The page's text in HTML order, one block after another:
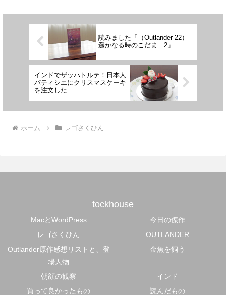
読みました「（Outlander 22）
遥かなる時のこだま 2」
インドでザッハトルテ！日本人
パティシエにクリスマスケーキ
を注文した
ホーム レゴさくひん
tockhouse
MacとWordPress
今日の傑作
レゴさくひん
OUTLANDER
Outlander原作感想リストと、登
場人物
金魚を飼う
朝顔の観察
インド
買って良かったもの
読んだもの